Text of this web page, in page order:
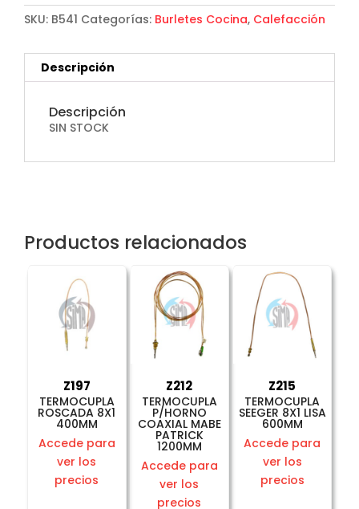
SKU: B541 Categorías: Burletes Cocina, Calefacción
Descripción
Descripción
SIN STOCK
Productos relacionados
Z197
TERMOCUPLA
ROSCADA 8X1
400MM
Accede para
ver los
precios
Z212
TERMOCUPLA
P/HORNO
COAXIAL MABE
PATRICK
1200MM
Accede para
ver los
precios
Z215
TERMOCUPLA
SEEGER 8X1 LISA
600MM
Accede para
ver los
precios